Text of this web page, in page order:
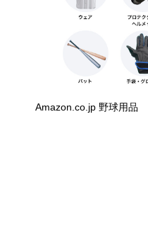
Amazon.co.jp 野球用品